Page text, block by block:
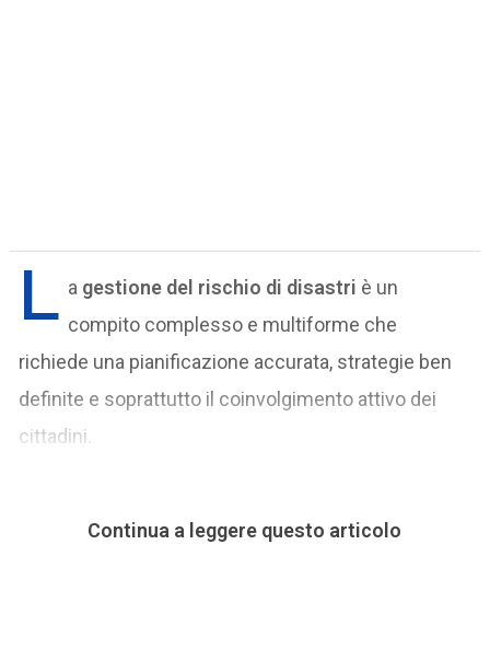
L a gestione del rischio di disastri è un
compito complesso e multiforme che
richiede una pianificazione accurata, strategie ben
definite e soprattutto il coinvolgimento attivo dei
cittadini.
Continua a leggere questo articolo